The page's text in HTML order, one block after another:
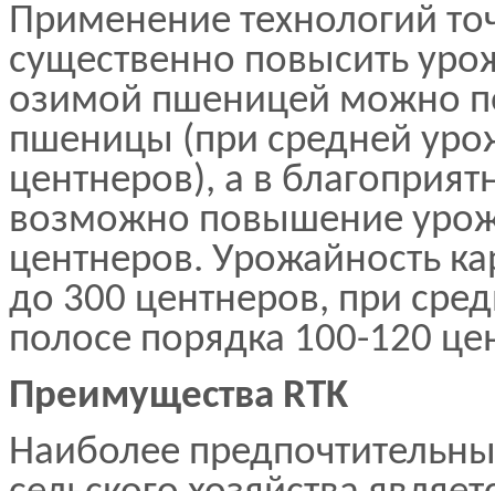
Применение технологий
существенно повысить
озимой пшеницей можно
пшеницы (при средней
центнеров), а в
возможно повышение
центнеров. Урожайность
до 300 центнеров, при
полосе порядка 100-120
Преимущества RTK
Наиболее